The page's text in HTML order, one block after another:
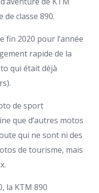
classe 890.
fin 2020 pour l’année
rapide de la
qui était déjà
de sport
que d’autres motos
qui ne sont ni des
de tourisme, mais
la KTM 890